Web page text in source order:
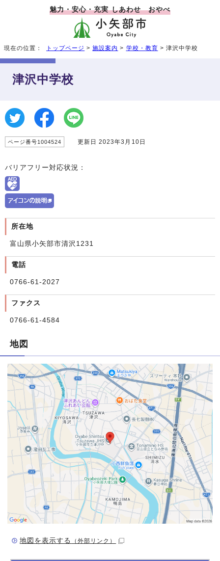
魅力・安心・充実 しあわせ おやべ
現在の位置： トップページ >施設案内 > 学校・教育 > 津沢中学校
津沢中学校
ページ番号1004524 更新日 2023年3月10日
バリアフリー対応状況：
所在地
富山県小矢部市清沢1231
電話
0766-61-2027
ファクス
0766-61‐4584
地図
地図を表示する （外部リンク）